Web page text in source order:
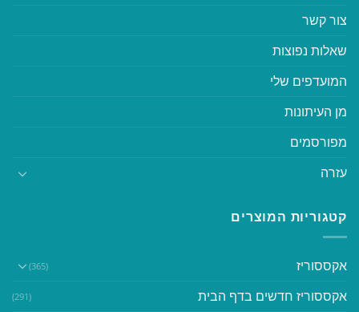
צור קשר
שאלות נפוצות
המועדפים שלי
מן העיתונות
מפורסמים
עזרה
קטגוריות המוצרים
אקססוריז (365)
אקססוריז חדשים בדף הבית (291)